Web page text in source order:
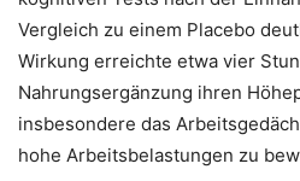
Vergleich zu einem Placebo
Wirkung erreichte etwa vier
Nahrungsergänzung ihren
insbesondere das
hohe Arbeitsbelastungen zu